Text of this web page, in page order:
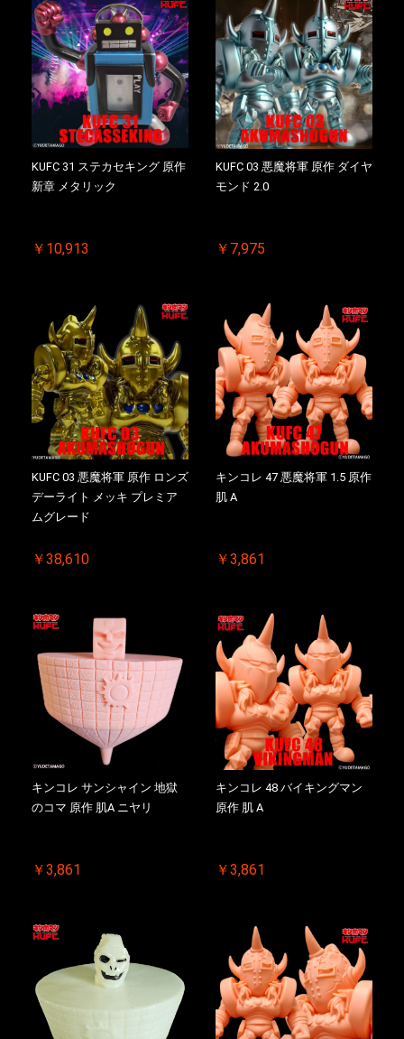
KUFC 31 ステカセキング 原作
新章 メタリック
￥10,913
KUFC 03 悪魔将軍 原作 ダイヤ
モンド 2.0
￥7,975
KUFC 03 悪魔将軍 原作 ロンズ
デーライト メッキ プレミア
ムグレード
￥38,610
キンコレ 47 悪魔将軍 1.5 原作
肌 A
￥3,861
キンコレ サンシャイン 地獄
のコマ 原作 肌A ニヤリ
￥3,861
キンコレ 48 バイキングマン
原作 肌 A
￥3,861